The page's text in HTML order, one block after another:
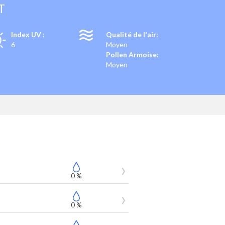
Index UV :
6
Qualité de l'air:
Moyen
Pollen Armoise:
Moyen
0 %
0 %